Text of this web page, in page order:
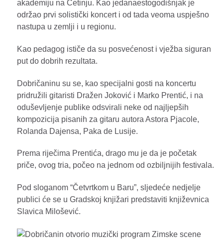
akademiju na Cetinju. Kao jedanaestogodišnjak je
održao prvi solistički koncert i od tada veoma uspješno
nastupa u zemlji i u regionu.
Kao pedagog ističe da su posvećenost i vježba siguran
put do dobrih rezultata.
Dobričaninu su se, kao specijalni gosti na koncertu
pridružili gitaristi Dražen Joković i Marko Prentić, i na
oduševljenje publike odsvirali neke od najljepših
kompozicija pisanih za gitaru autora Astora Pjacole,
Rolanda Dajensa, Paka de Lusije.
Prema riječima Prentića, drago mu je da je početak
priče, ovog tria, počeo na jednom od ozbiljnijih festivala.
Pod sloganom “Četvrtkom u Baru”, sljedeće nedjelje
publici će se u Gradskoj knjižari predstaviti književnica
Slavica Milošević.